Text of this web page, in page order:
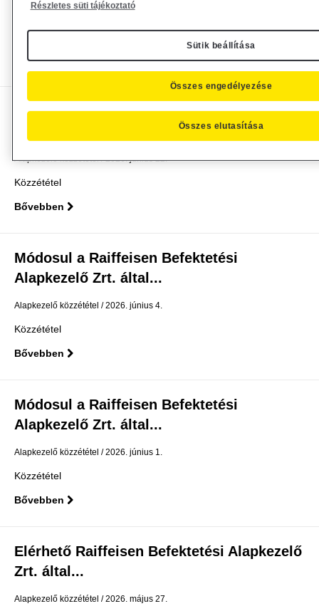
Alapkezelő közzététel 2026. július 1.
Közzététel
Bővebben
Módosul a Raiffeisen Befektetési
Alapkezelő közzététel 2026. június 22.
Közzététel
Bővebben
Módosul a Raiffeisen Befektetési
Alapkezelő Zrt. által...
Alapkezelő közzététel 2026. június 4.
Közzététel
Bővebben
Módosul a Raiffeisen Befektetési
Alapkezelő Zrt. által...
Alapkezelő közzététel 2026. június 1.
Közzététel
Bővebben
Elérhető Raiffeisen Befektetési Alapkezelő
Zrt. által...
Alapkezelő közzététel 2026. május 27.
Részletes süti tájékoztató
Sütik beállítása
Összes elutasítása
Összes engedélyezése